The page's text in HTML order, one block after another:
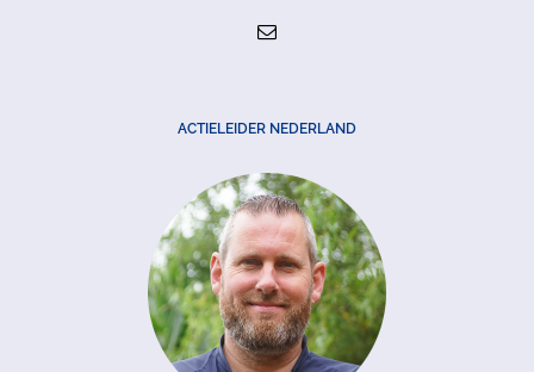
ACTIELEIDER NEDERLAND